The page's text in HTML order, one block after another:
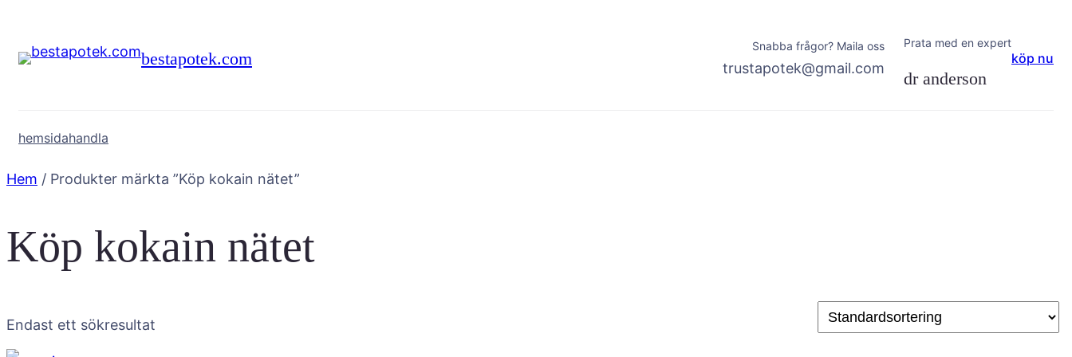
innehåll
bestapotek.com
Snabba frågor? Maila oss
trustapotek@gmail.com
Prata med en expert
dr anderson
köp nu
hemsidahandla
Hem / Produkter märkta ”Köp kokain nätet”
Köp kokain nätet
Endast ett sökresultat